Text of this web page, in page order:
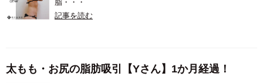
脂・・・
記事を読む
太もも・お尻の脂肪吸引【Yさん】1か月経過！